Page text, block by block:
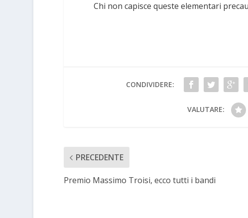
Chi non capisce queste elementari
CONDIVIDERE:
VALUTARE:
PRECEDENTE
Premio Massimo Troisi, ecco tutti i bandi